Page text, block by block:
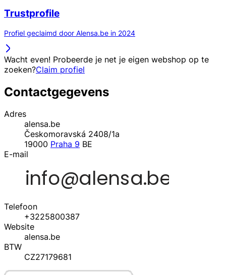
Trustprofile
Profiel geclaimd door Alensa.be in 2024
Wacht even! Probeerde je net je eigen webshop op te
zoeken?Claim profiel
Contactgegevens
Adres
alensa.be
Českomoravská 2408/1a
19000 Praha 9 BE
E-mail
Telefoon
+3225800387
Website
alensa.be
BTW
CZ27179681